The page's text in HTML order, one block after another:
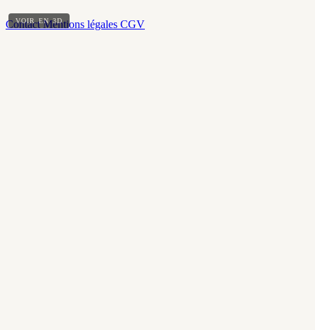
VOIR EN 3D
ContactMentions légales CGV